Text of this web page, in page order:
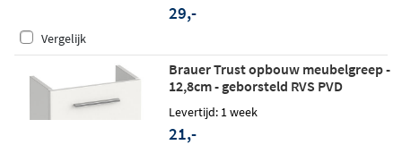
29,-
Vergelijk
Brauer Trust opbouw meubelgreep -
12,8cm - geborsteld RVS PVD
Levertijd: 1 week
21,-